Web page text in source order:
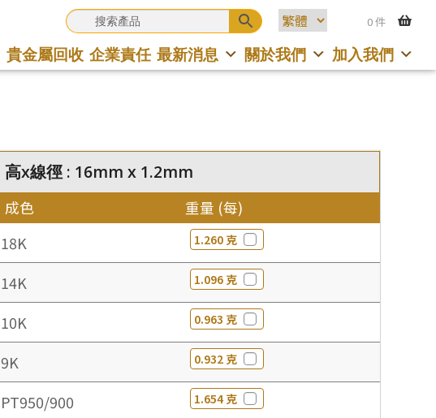
0 件
貴金屬回收 企業責任 最新消息 關於我們 加入我們
高x線徑 : 16mm x 1.2mm
成色 重量 (每)
18K 1.260 克
14K 1.096 克
10K 0.963 克
9K 0.932 克
PT950/900 1.654 克